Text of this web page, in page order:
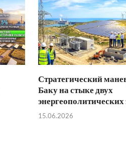
Стратегический
Баку на стыке двух
энергеополитических
15.06.2026